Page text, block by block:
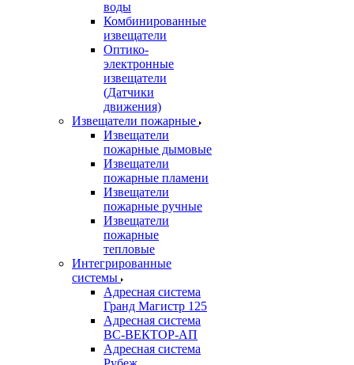
воды
Комбинированные
извещатели
Оптико-
электронные
извещатели
(Датчики
движения)
Извещатели пожарные
Извещатели
пожарные дымовые
Извещатели
пожарные пламени
Извещатели
пожарные ручные
Извещатели
пожарные
тепловые
Интегрированные
системы
Адресная система
Гранд Магистр 125
Адресная система
ВС-ВЕКТОР-АП
Адресная система